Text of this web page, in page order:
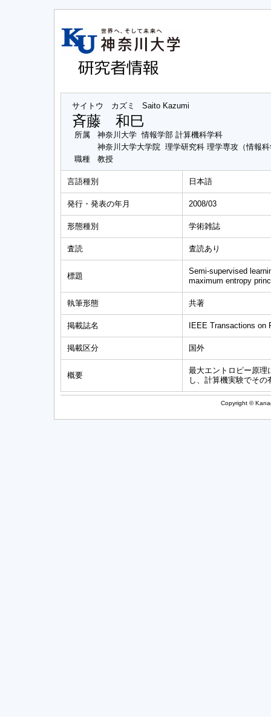
サイトウ カズミ Saito Kazumi
斉藤 和巳
所属
神奈川大学 情報学部 計算機科学科
神奈川大学大学院 理学研究科 理学専攻（情報
職種
教授
言語種別 日本語
発行・発表の年月 2008/03
形態種別 学術雑誌
査読 査読あり
標題
Semi-supervised
maximum entropy
執筆形態 共著
掲載誌名 IEEE Transactions
掲載区分 国外
概要
最大エントロピー原理
し、計算機実験でその
Copyright ©